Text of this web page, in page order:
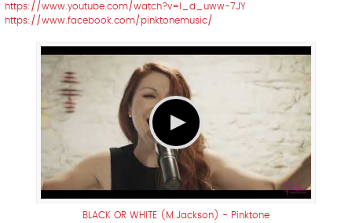
https://www.youtube.com/watch?v=I_d_uww-7JY
https://www.facebook.com/pinktonemusic/
BLACK OR WHITE (M.Jackson) - Pinktone